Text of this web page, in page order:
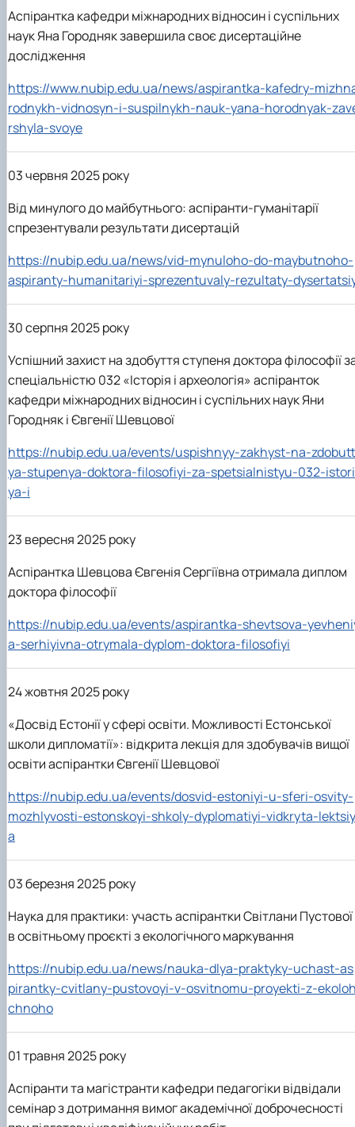
Аспірантка кафедри міжнародних відносин і суспільних
наук Яна Городняк завершила своє дисертаційне
дослідження
https://www.nubip.edu.ua/news/aspirantka-kafedry-
rodnykh-vidnosyn-i-suspilnykh-nauk-yana-horodnyak-
rshyla-svoye
03 червня 2025 року
Від минулого до майбутнього: аспіранти-гуманітарії
спрезентували результати дисертацій
https://nubip.edu.ua/news/vid-mynuloho-do-maybutnoho-
aspiranty-humanitariyi-sprezentuvaly-rezultaty-
30 серпня 2025 року
Успішний захист на здобуття ступеня доктора філософії
спеціальністю 032 «Історія і археологія» аспіранток
кафедри міжнародних відносин і суспільних наук Яни
Городняк і Євгенії Шевцової
https://nubip.edu.ua/events/uspishnyy-zakhyst-na-zdobutt
ya-stupenya-doktora-filosofiyi-za-spetsialnistyu-032-istori
ya-i
23 вересня 2025 року
Аспірантка Шевцова Євгенія Сергіївна отримала диплом
доктора філософії
https://nubip.edu.ua/events/aspirantka-shevtsova-
a-serhiyivna-otrymala-dyplom-doktora-filosofiyi
24 жовтня 2025 року
«Досвід Естонії у сфері освіти. Можливості Естонської
школи дипломатії»: відкрита лекція для здобувачів вищої
освіти аспірантки Євгенії Шевцової
https://nubip.edu.ua/events/dosvid-estoniyi-u-sferi-osvity-
mozhlyvosti-estonskoyi-shkoly-dyplomatiyi-vidkryta-lektsiy
a
03 березня 2025 року
Наука для практики: участь аспірантки Cвітлани Пустової
в освітньому проєкті з екологічного маркування
https://nubip.edu.ua/news/nauka-dlya-praktyky-uchast-as
pirantky-cvitlany-pustovoyi-v-osvitnomu-proyekti-z-
chnoho
01 травня 2025 року
Аспіранти та магістранти кафедри педагогіки відвідали
семінар з дотримання вимог академічної доброчесності